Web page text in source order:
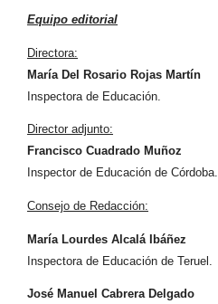
Equipo editorial
Directora:
María Del Rosario Rojas Martín
Inspectora de Educación.
Director adjunto:
Francisco Cuadrado Muñoz
Inspector de Educación de Córdoba.
Consejo de Redacción:
María Lourdes Alcalá Ibáñez
Inspectora de Educación de Teruel.
José Manuel Cabrera Delgado